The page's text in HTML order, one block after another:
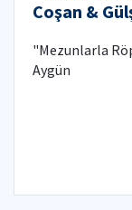
Coşan &
"Mezunlarla
Aygün